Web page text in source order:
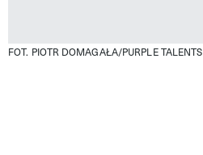
FOT. PIOTR DOMAGAŁA/PURPLE TALENTS